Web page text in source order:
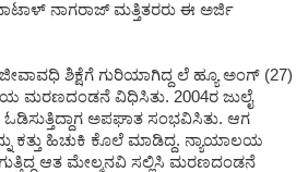
ವಾಟಾಳ್ ನಾಗರಾಜ್ ಮತ್ತಿತರರು ಈ ಅರ್ಜಿ
ಶಿಕ್ಷೆಗೆ ಗುರಿಯಾಗಿದ್ದ ಲೆ ಹ್ಯೂ ಅಂಗ್ (27)
ಮರಣದಂಡನೆ ವಿಧಿಸಿತು. 2004ರ ಜುಲೈ
ಅಪಘಾತ ಸಂಭವಿಸಿತು. ಆಗ
ಕತ್ತು ಹಿಚುಕಿ ಕೊಲೆ ಮಾಡಿದ್ದ. ನ್ಯಾಯಾಲಯ
ಆತ ಮೇಲ್ಮನವಿ ಸಲ್ಲಿಸಿ ಮರಣದಂಡನೆ